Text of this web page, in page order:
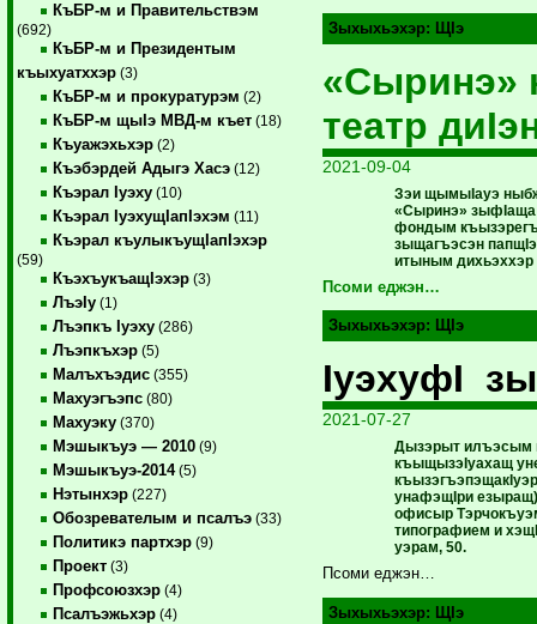
КъБР-м и Правительствэм
(692)
КъБР-м и Президентым
къыхуатххэр (3)
КъБР-м и прокуратурэм (2)
КъБР-м щыIэ МВД-м къет (18)
Къуажэхьхэр (2)
Къэбэрдей Адыгэ Хасэ (12)
Къэрал Iуэху (10)
Къэрал IуэхущIапIэхэм (11)
Къэрал къулыкъущIапIэхэр
(59)
КъэхъукъащIэхэр (3)
ЛъэIу (1)
Лъэпкъ Iуэху (286)
Лъэпкъхэр (5)
Малъхъэдис (355)
Махуэгъэпс (80)
Махуэку (370)
Мэшыкъуэ — 2010 (9)
Мэшыкъуэ-2014(5)
Нэтынхэр (227)
Обозревателым и псалъэ (33)
Политикэ партхэр (9)
Проект (3)
Профсоюзхэр (4)
Псалъэжьхэр (4)
Зыхыхьэхэр: ЩIэ
театр
2021-09-04
Зэи щымыIауэ
«Сыринэ» зыфIаща
фондым
зыщагъэсэн
итыным дихьэххэр
Псоми еджэн…
Зыхыхьэхэр: ЩIэ
IуэхуфI
2021-07-27
Дызэрыт илъэсым
къыщызэIуахащ
унафэщIри
офисыр
типографием и
уэрам, 50.
Псоми еджэн…
Зыхыхьэхэр: ЩIэ